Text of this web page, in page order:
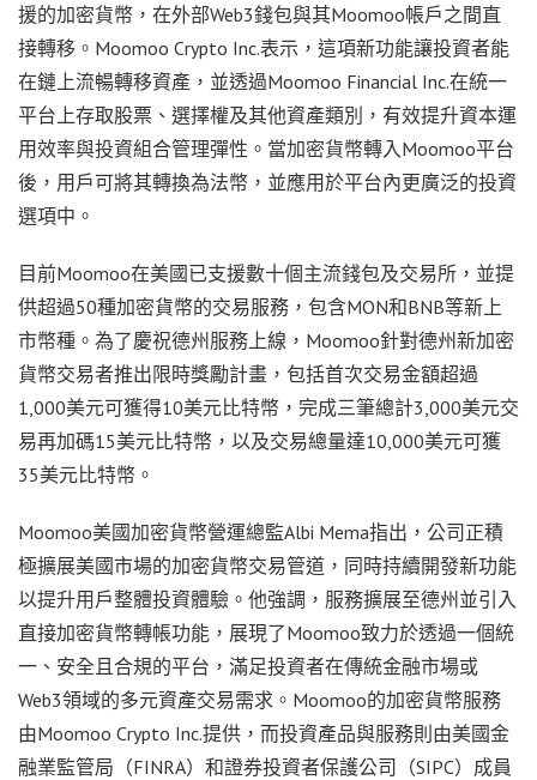
援的加密貨幣，在外部Web3錢包與其Moomoo帳戶之間直
接轉移。Moomoo Crypto Inc.表示，這項新功能讓投資者能
在鏈上流暢轉移資產，並透過Moomoo Financial Inc.在統一
平台上存取股票、選擇權及其他資產類別，有效提升資本運
用效率與投資組合管理彈性。當加密貨幣轉入Moomoo平台
後，用戶可將其轉換為法幣，並應用於平台內更廣泛的投資
選項中。
目前Moomoo在美國已支援數十個主流錢包及交易所，並提
供超過50種加密貨幣的交易服務，包含MON和BNB等新上
市幣種。為了慶祝德州服務上線，Moomoo針對德州新加密
貨幣交易者推出限時獎勵計畫，包括首次交易金額超過
1,000美元可獲得10美元比特幣，完成三筆總計3,000美元交
易再加碼15美元比特幣，以及交易總量達10,000美元可獲
35美元比特幣。
Moomoo美國加密貨幣營運總監Albi Mema指出，公司正積
極擴展美國市場的加密貨幣交易管道，同時持續開發新功能
以提升用戶整體投資體驗。他強調，服務擴展至德州並引入
直接加密貨幣轉帳功能，展現了Moomoo致力於透過一個統
一、安全且合規的平台，滿足投資者在傳統金融市場或
Web3領域的多元資產交易需求。Moomoo的加密貨幣服務
由Moomoo Crypto Inc.提供，而投資產品與服務則由美國金
融業監管局（FINRA）和證券投資者保護公司（SIPC）成員